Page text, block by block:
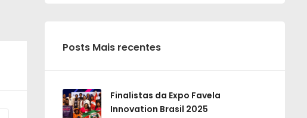
Posts Mais recentes
Finalistas da Expo Favela
Innovation Brasil 2025